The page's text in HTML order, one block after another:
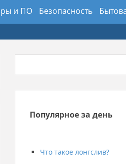
и ПО Безопасность
Праздники
Предметы
Популярное за день
Что такое лонгслив?